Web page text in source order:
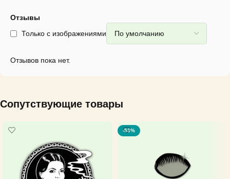
Отзывы
Только с изображениями
Отзывов пока нет.
Сопутствующие товары
-53%